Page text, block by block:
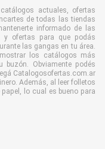
actuales, ofertas
de todas las tiendas
informado de las
y ofertas para que podás
las gangas en tu área.
los catálogos más
Obviamente podés
Catalogosofertas.com.ar
Además, al leer folletos
lo cual es bueno para